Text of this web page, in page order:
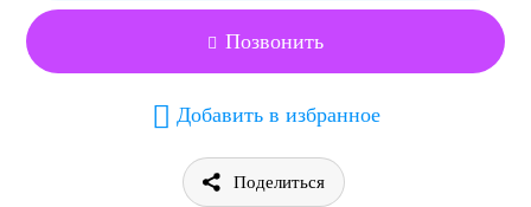
Позвонить
Добавить в избранное
Поделиться